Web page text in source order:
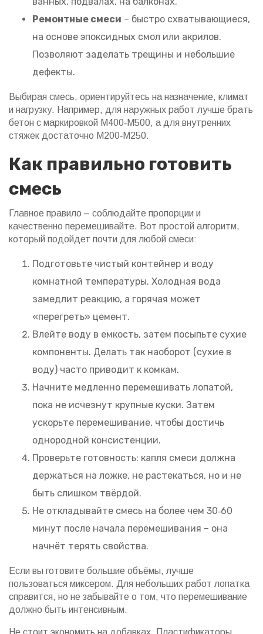
Ремонтные смеси – быстро схватывающиеся,
на основе эпоксидных смол или акрилов.
Позволяют заделать трещины и небольшие
дефекты.
Выбирая смесь, ориентируйтесь на назначение, климат
и нагрузку. Например, для наружных работ лучше брать
бетон с маркировкой М400‑М500, а для внутренних
стяжек достаточно М200‑М250.
Как правильно готовить
смесь
Главное правило – соблюдайте пропорции и
качественно перемешивайте. Вот простой алгоритм,
который подойдет почти для любой смеси:
Подготовьте чистый контейнер и воду
комнатной температуры. Холодная вода
замедлит реакцию, а горячая может
«перегреть» цемент.
Влейте воду в емкость, затем посыпьте сухие
компоненты. Делать так наоборот (сухие в
воду) часто приводит к комкам.
Начните медленно перемешивать лопатой,
пока не исчезнут крупные куски. Затем
ускорьте перемешивание, чтобы достичь
однородной консистенции.
Проверьте готовность: капля смеси должна
держаться на ложке, не растекаться, но и не
быть слишком твёрдой.
Не откладывайте смесь на более чем 30‑60
минут после начала перемешивания – она
начнёт терять свойства.
Если вы готовите большие объёмы, лучше
пользоваться миксером. Для небольших работ лопатка
справится, но не забывайте о том, что перемешивание
должно быть интенсивным.
Не стоит экономить на добавках. Пластификаторы